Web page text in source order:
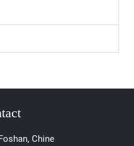
Chine